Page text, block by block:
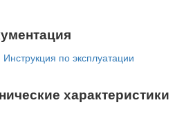
Инструкция по эксплуатации
характеристики